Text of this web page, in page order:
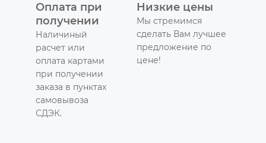
Оплата при
получении
Наличиный
расчет или
оплата картами
при получении
заказа в пунктах
самовывоза
СДЭК.
Низкие цены
Мы стремимся
сделать Вам лучшее
предложение по
цене!